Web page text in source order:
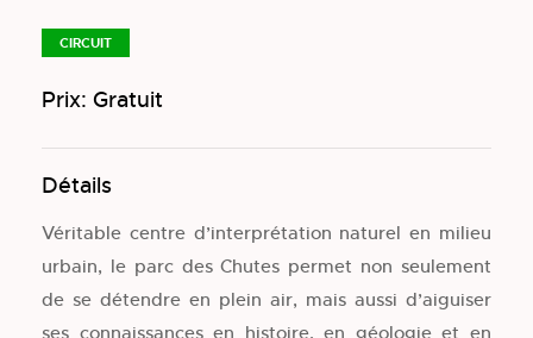
CIRCUIT
Prix: Gratuit
Détails
Véritable centre d’interprétation naturel en milieu
urbain, le parc des Chutes permet non seulement
de se détendre en plein air, mais aussi d’aiguiser
ses connaissances en histoire, en géologie et en